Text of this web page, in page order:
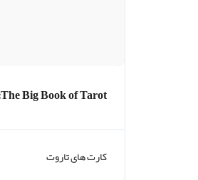
The Big Book of Tarot: رازهای نهفته تاروت
کارت های تاروت